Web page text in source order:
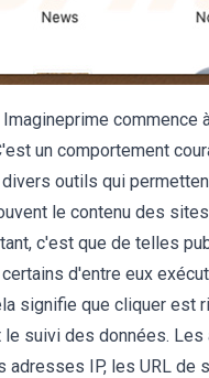
un comportement
outils qui
le contenu des
c'est que de telles
d'entre eux
signifie que cliquer est
suivi des données.
IP, les URL